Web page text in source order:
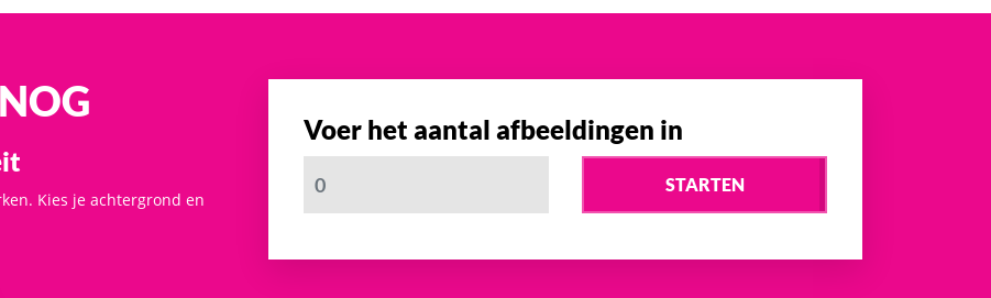
Kies je achtergrond en
Voer het aantal afbeeldingen in
STARTEN